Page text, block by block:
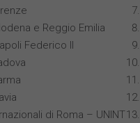
e Reggio Emilia
Federico II
di Roma – UNINT